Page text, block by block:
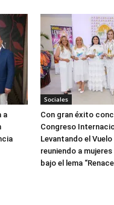
a
Sociales
Con gran éxito
Congreso
Levantando el Vuelo
reuniendo a
bajo el lema